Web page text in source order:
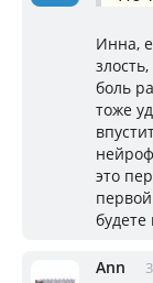
Инна,
боль
тоже
это
Ann